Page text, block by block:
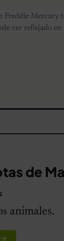
Freddie Mercury
ver reflejado en
de
animales.